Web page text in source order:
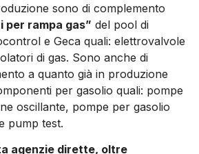
sono di complemento
per rampa gas” del pool di
e Geca quali: elettrovalvole
di gas. Sono anche di
a quanto già in produzione
per gasolio quali: pompe
oscillante, pompe per gasolio
pump test.
agenzie dirette, oltre